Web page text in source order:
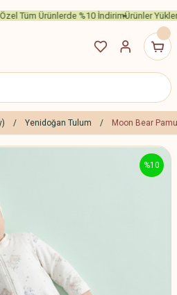
Tüm Ürünlerde %10 İndirimÜrünler
Yenidoğan Tulum Moon Bear
%10